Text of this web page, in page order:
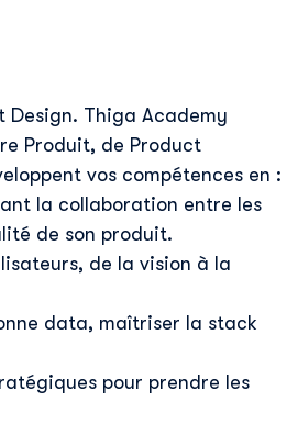
Design. Thiga Academy
Produit, de Product
vos compétences en :
la collaboration entre les
de son produit.
de la vision à la
data, maîtriser la stack
pour prendre les